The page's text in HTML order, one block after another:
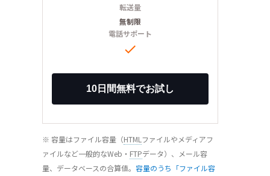
転送量
無制限
電話サポート

※ 容量はファイル容量（HTML ファイルやメディアフ
ァイルなど一般的なWeb・ FTPデータ）、メール容
量、データベースの合算値。 容量のうち「ファイル容